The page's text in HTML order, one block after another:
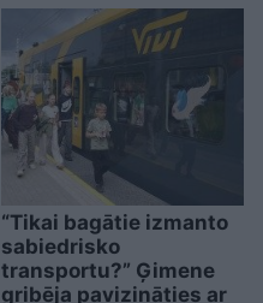
“Tikai bagātie izmanto
sabiedrisko
transportu?” Ģimene
gribēja pavizināties ar